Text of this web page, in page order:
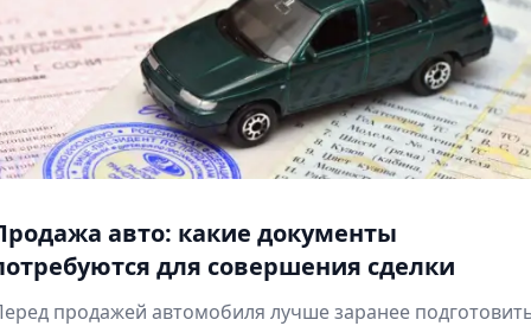
авто: какие документы
для совершения сделки
продажей автомобиля лучше заранее